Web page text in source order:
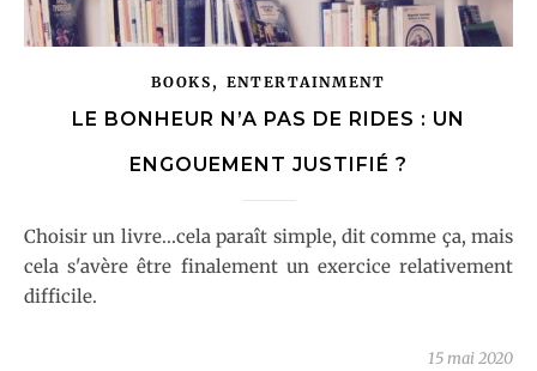
BOOKS , ENTERTAINMENT
LE BONHEUR N’A PAS DE RIDES : UN
ENGOUEMENT JUSTIFIÉ ?
Choisir un livre...cela paraît simple, dit comme ça, mais
cela s'avère être finalement un exercice relativement
difficile.
15 mai 2020